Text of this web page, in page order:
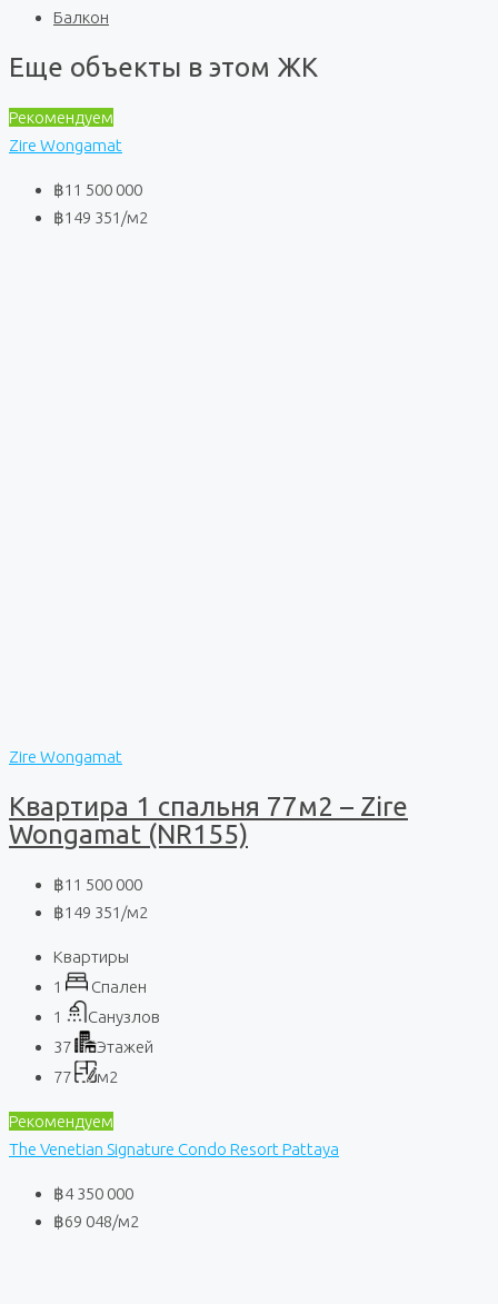
Балкон
Еще объекты в этом ЖК
Рекомендуем
Zire Wongamat
฿11 500 000
฿149 351 /м2
Zire Wongamat
Квартира 1 спальня 77м2 – Zire
Wongamat (NR155)
฿11 500 000
฿149 351 /м2
Квартиры
1
Спален
1
Санузлов
37
Этажей
77
м2
Рекомендуем
The Venetian Signature Condo Resort Pattaya
฿4 350 000
฿69 048/м2